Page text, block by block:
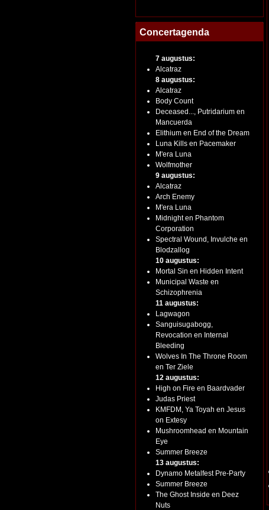
Concertagenda
7 augustus:
Alcatraz
8 augustus:
Alcatraz
Body Count
Deceased..., Putridarium en
Mancuerda
Elithium en End of the Dream
Luna Kills en Pacemaker
M'era Luna
Wolfmother
9 augustus:
Alcatraz
Arch Enemy
M'era Luna
Midnight en Phantom
Corporation
Spectral Wound, Invulche en
Blodzallog
10 augustus:
Mortal Sin en Hidden Intent
Municipal Waste en
Schizophrenia
11 augustus:
Lagwagon
Sanguisugabogg,
Revocation en Internal
Bleeding
Wolves In The Throne Room
en Ter Ziele
12 augustus:
High on Fire en Baardvader
Judas Priest
KMFDM, Ya Toyah en Jesus
on Extesy
Mushroomhead en Mountain
Eye
Summer Breeze
13 augustus:
Dynamo Metalfest Pre-Party
Summer Breeze
The Ghost Inside en Deez
Nuts